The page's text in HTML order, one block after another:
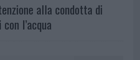
alla condotta di
l’acqua